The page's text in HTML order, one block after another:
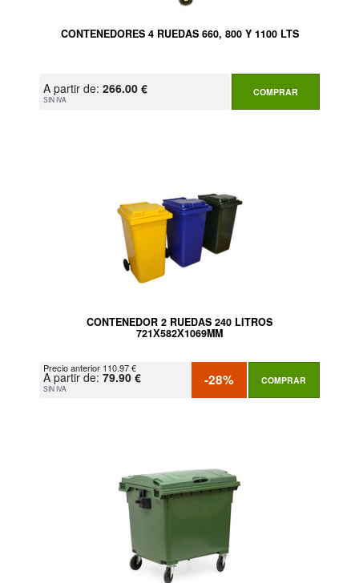
CONTENEDORES 4 RUEDAS 660, 800 Y 1100 LTS
A partir de: 266.00 €
SIN IVA
COMPRAR
CONTENEDOR 2 RUEDAS 240 LITROS
721Х582Х1069MM
Precio anterior 110.97 €
A partir de: 79.90 €
SIN IVA -28% COMPRAR